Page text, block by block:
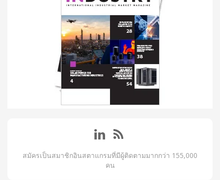
สมัครเป็นสมาชิกอินสตาแกรมที่มีผู้ติดตามมากกว่า 155,000
คน